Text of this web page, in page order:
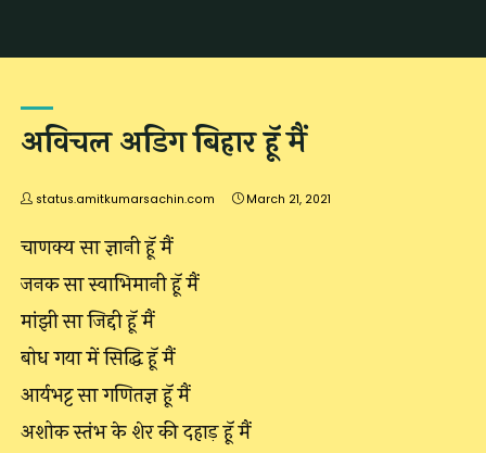
अविचल अडिग बिहार हूॅ मैं
status.amitkumarsachin.com March 21, 2021
चाणक्य सा ज्ञानी हूॅ मैं
जनक सा स्वाभिमानी हूॅ मैं
मांझी सा जिद्दी हूॅ मैं
बोध गया में सिद्धि हूॅ मैं
आर्यभट्ट सा गणितज्ञ हूॅ मैं
अशोक स्तंभ के शेर की दहाड़ हूॅ मैं